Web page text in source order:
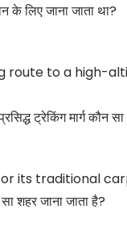
के लिए जाना जाता था?
to a high-
ट्रेकिंग मार्ग कौन
its traditional
शहर जाना जाता है?